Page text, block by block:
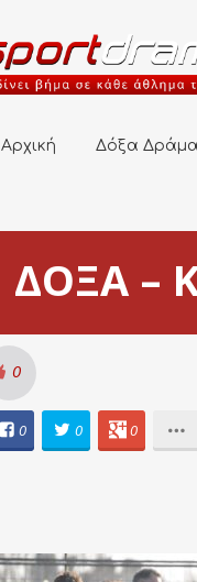
Αρχική Δόξα
ΔΟΞΑ –
0
0 0 0